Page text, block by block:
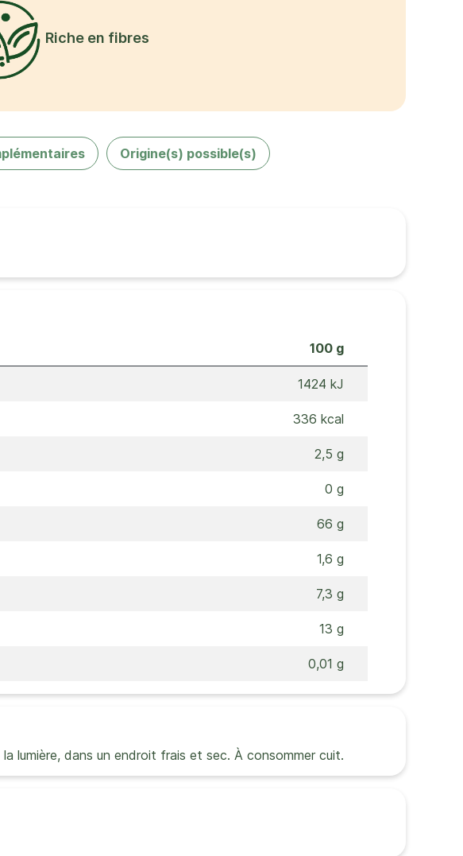
Riche en fibres
Origine(s) possible(s)
100 g
1424 kJ
336 kcal
2,5 g
0 g
66 g
1,6 g
7,3 g
13 g
0,01 g
lumière, dans un endroit frais et sec. À consommer cuit.